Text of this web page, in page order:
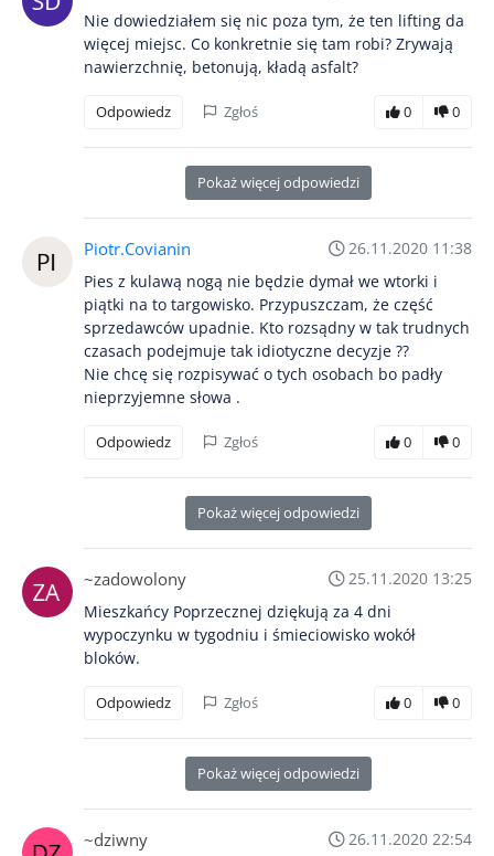
Nie dowiedziałem się nic poza tym, że ten lifting da
więcej miejsc. Co konkretnie się tam robi? Zrywają
nawierzchnię, betonują, kładą asfalt?
Odpowiedz Zgłoś 0 0
Pokaż więcej odpowiedzi
Piotr.Covianin
26.11.2020 11:38
Pies z kulawą nogą nie będzie dymał we wtorki i
piątki na to targowisko. Przypuszczam, że część
sprzedawców upadnie. Kto rozsądny w tak trudnych
czasach podejmuje tak idiotyczne decyzje ??
Nie chcę się rozpisywać o tych osobach bo padły
nieprzyjemne słowa .
Odpowiedz Zgłoś 0 0
Pokaż więcej odpowiedzi
~zadowolony
25.11.2020 13:25
Mieszkańcy Poprzecznej dziękują za 4 dni
wypoczynku w tygodniu i śmieciowisko wokół
bloków.
Odpowiedz Zgłoś 0 0
Pokaż więcej odpowiedzi
~dziwny
26.11.2020 22:54